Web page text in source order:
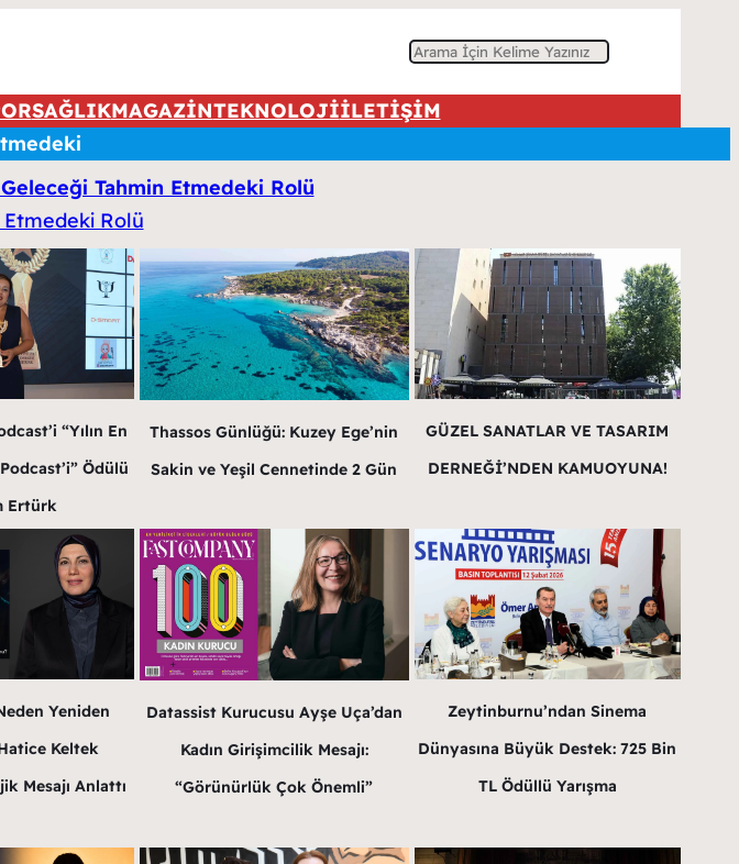
A
a
SAĞLIKMAGAZİNTEKNOLOJİİLETİŞİM
Tahmin Etmedeki Rolü
“Yılın En
Ödülü
Ertürk
Thassos Günlüğü: Kuzey Ege’nin
Sakin ve Yeşil Cennetinde 2 Gün
GÜZEL SANATLAR VE TASARIM
DERNEĞİ’NDEN KAMUOYUNA!
Yeniden
Keltek
Mesajı Anlattı
Datassist Kurucusu Ayşe Uça’dan
Kadın Girişimcilik Mesajı:
“Görünürlük Çok Önemli”
Zeytinburnu’ndan Sinema
Dünyasına Büyük Destek: 725 Bin
TL Ödüllü Yarışma